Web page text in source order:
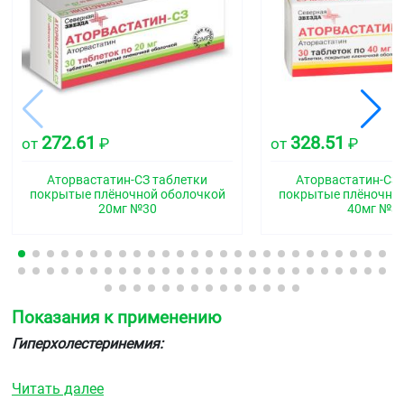
от 272.61 ₽
Аторвастатин-СЗ таблетки
покрытые плёночной оболочкой
20мг №30
от 328.51 ₽
Аторвастатин-СЗ
покрытые
40мг
Показания к применению
Гиперхолестеринемия:
повышенного общего холестерина, ХС-ЛПНП, апо-В
Читать далее